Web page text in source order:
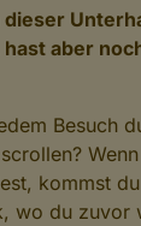
error
error
unterstützt
dieser
aber
Besuch
kommst
wo du zuvor